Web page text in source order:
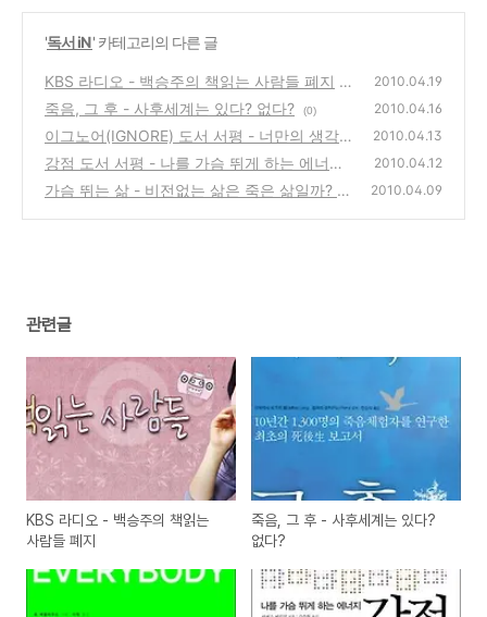
'독서 iN' 카테고리의 다른 글
KBS 라디오 - 백승주의 책읽는 사람들 폐지
(2)
2010.04.19
죽음, 그 후 - 사후세계는 있다? 없다? (0) 2010.04.16
이그노어(IGNORE) 도서 서평 - 너만의 생각을
키워라
(0)
2010.04.13
강점 도서 서평 - 나를 가슴 뛰게 하는 에너지
(0)
2010.04.12
가슴 뛰는 삶 - 비전없는 삶은 죽은 삶일까? 도
2010.04.09
관련글
KBS 라디오 - 백승주의 책읽는
사람들 폐지
죽음, 그 후 - 사후세계는 있다?
없다?